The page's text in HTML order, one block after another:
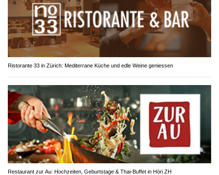
Ristorante 33 in Zürich: Mediterrane Küche und edle Weine geniessen
Restaurant zur Au: Hochzeiten, Geburtstage & Thai-Buffet in Höri ZH